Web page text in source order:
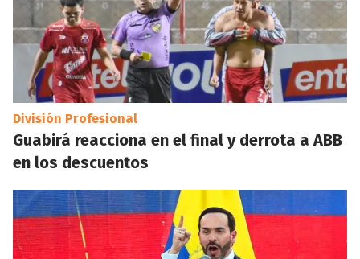
División Profesional
Guabirá reacciona en el final y derrota a ABB
en los descuentos